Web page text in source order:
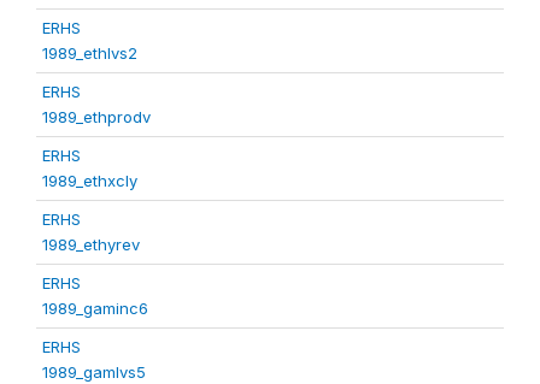
ERHS
1989_ethlvs2
ERHS
1989_ethprodv
ERHS
1989_ethxcly
ERHS
1989_ethyrev
ERHS
1989_gaminc6
ERHS
1989_gamlvs5